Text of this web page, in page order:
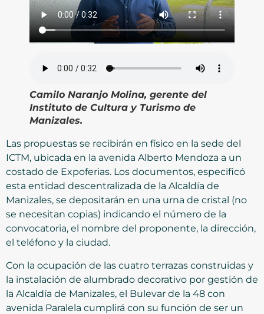
Camilo Naranjo Molina, gerente del
Instituto de Cultura y Turismo de
Manizales.
Las propuestas se recibirán en físico en la sede del
ICTM, ubicada en la avenida Alberto Mendoza a un
costado de Expoferias. Los documentos, especificó
esta entidad descentralizada de la Alcaldía de
Manizales, se depositarán en una urna de cristal (no
se necesitan copias) indicando el número de la
convocatoria, el nombre del proponente, la dirección,
el teléfono y la ciudad.
Con la ocupación de las cuatro terrazas construidas y
la instalación de alumbrado decorativo por gestión de
la Alcaldía de Manizales, el Bulevar de la 48 con
avenida Paralela cumplirá con su función de ser un